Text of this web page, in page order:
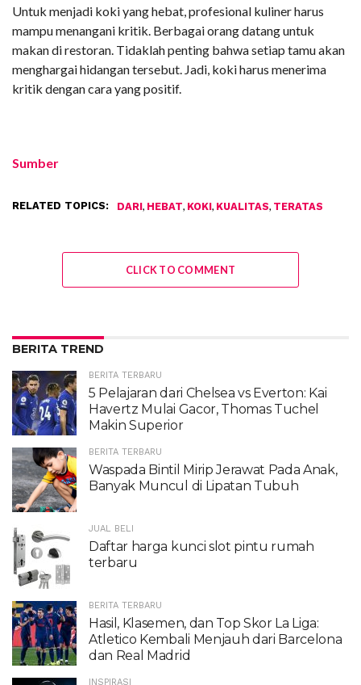
Untuk menjadi koki yang hebat, profesional kuliner harus
mampu menangani kritik. Berbagai orang datang untuk
makan di restoran. Tidaklah penting bahwa setiap tamu akan
menghargai hidangan tersebut. Jadi, koki harus menerima
kritik dengan cara yang positif.
Sumber
RELATED TOPICS: DARI, HEBAT, KOKI, KUALITAS, TERATAS
CLICK TO COMMENT
BERITA TREND
BERITA TERBARU
5 Pelajaran dari Chelsea vs Everton: Kai
Havertz Mulai Gacor, Thomas Tuchel
Makin Superior
BERITA TERBARU
Waspada Bintil Mirip Jerawat Pada Anak,
Banyak Muncul di Lipatan Tubuh
JUAL BELI
Daftar harga kunci slot pintu rumah
terbaru
BERITA TERBARU
Hasil, Klasemen, dan Top Skor La Liga:
Atletico Kembali Menjauh dari Barcelona
dan Real Madrid
INSPIRASI